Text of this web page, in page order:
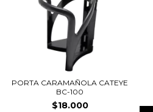
PORTA CARAMAÑOLA CATEYE
BC-100
$18.000